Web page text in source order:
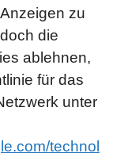
zu
die
ablehnen,
für das
unter
technol